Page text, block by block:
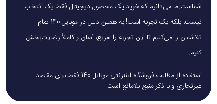
شماست.ما می‌دانیم که خرید یک محصول دیجیتال فقط یک انتخاب
نیست، بلکه یک تجربه است! به همین دلیل در موبایل 140 تمام
تلاشمان را می‌کنیم تا این تجربه را سریع، آسان و کاملاً رضایت‌بخش
کنیم.
استفاده از مطالب فروشگاه اینترنتی موبایل 140 فقط برای مقاصد
غیرتجاری و با ذکر منبع بلامانع است.